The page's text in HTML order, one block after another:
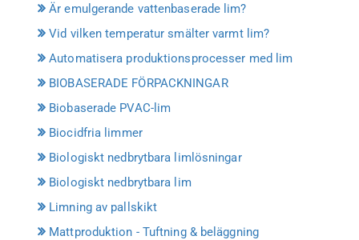
Är emulgerande vattenbaserade lim?
Vid vilken temperatur smälter varmt lim?
Automatisera produktionsprocesser med lim
BIOBASERADE FÖRPACKNINGAR
Biobaserade PVAC-lim
Biocidfria limmer
Biologiskt nedbrytbara limlösningar
Biologiskt nedbrytbara lim
Limning av pallskikt
Mattproduktion - Tuftning & beläggning